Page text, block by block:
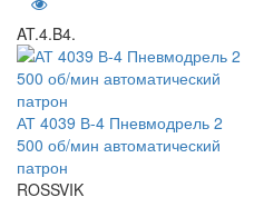
AT.4.B4.
АТ 4039 В-4 Пневмодрель 2
500 об/мин автоматический
патрон
ROSSVIK